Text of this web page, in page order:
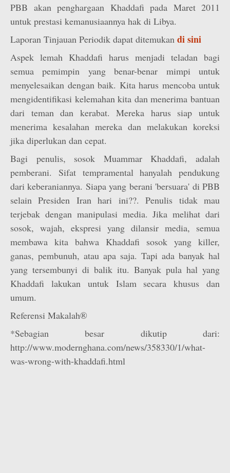
PBB akan penghargaan Khaddafi pada Maret 2011
untuk prestasi kemanusiaannya hak di Libya.
Laporan Tinjauan Periodik dapat ditemukan di sini
Aspek lemah Khaddafi harus menjadi teladan bagi
semua pemimpin yang benar-benar mimpi untuk
menyelesaikan dengan baik. Kita harus mencoba untuk
mengidentifikasi kelemahan kita dan menerima bantuan
dari teman dan kerabat. Mereka harus siap untuk
menerima kesalahan mereka dan melakukan koreksi
jika diperlukan dan cepat.
Bagi penulis, sosok Muammar Khaddafi, adalah
pemberani. Sifat tempramental hanyalah pendukung
dari keberaniannya. Siapa yang berani 'bersuara' di PBB
selain Presiden Iran hari ini??. Penulis tidak mau
terjebak dengan manipulasi media. Jika melihat dari
sosok, wajah, ekspresi yang dilansir media, semua
membawa kita bahwa Khaddafi sosok yang killer,
ganas, pembunuh, atau apa saja. Tapi ada banyak hal
yang tersembunyi di balik itu. Banyak pula hal yang
Khaddafi lakukan untuk Islam secara khusus dan
umum.
Referensi Makalah®
*Sebagian besar dikutip dari:
http://www.modernghana.com/news/358330/1/what-
was-wrong-with-khaddafi.html